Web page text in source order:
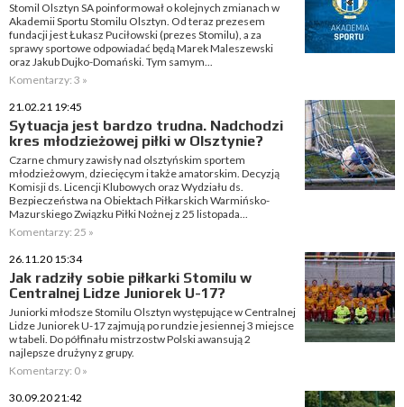
Stomil Olsztyn SA poinformował o kolejnych zmianach w
Akademii Sportu Stomilu Olsztyn. Od teraz prezesem
fundacji jest Łukasz Puciłowski (prezes Stomilu), a za
sprawy sportowe odpowiadać będą Marek Maleszewski
oraz Jakub Dujko-Domański. Tym samym...
Komentarzy: 3 »
21.02.21 19:45
Sytuacja jest bardzo trudna. Nadchodzi
kres młodzieżowej piłki w Olsztynie?
Czarne chmury zawisły nad olsztyńskim sportem
młodzieżowym, dziecięcym i także amatorskim. Decyzją
Komisji ds. Licencji Klubowych oraz Wydziału ds.
Bezpieczeństwa na Obiektach Piłkarskich Warmińsko-
Mazurskiego Związku Piłki Nożnej z 25 listopada...
Komentarzy: 25 »
26.11.20 15:34
Jak radziły sobie piłkarki Stomilu w
Centralnej Lidze Juniorek U-17?
Juniorki młodsze Stomilu Olsztyn występujące w Centralnej
Lidze Juniorek U-17 zajmują po rundzie jesiennej 3 miejsce
w tabeli. Do półfinału mistrzostw Polski awansują 2
najlepsze drużyny z grupy.
Komentarzy: 0 »
30.09.20 21:42